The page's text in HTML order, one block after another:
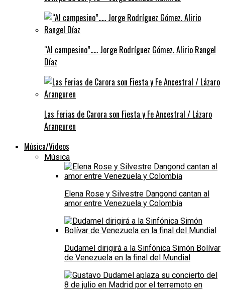
“Al campesino”….. Jorge Rodríguez Gómez. Alirio Rangel
Díaz
Las Ferias de Carora son Fiesta y Fe Ancestral / Lázaro
Aranguren
Música/Videos
Música
Elena Rose y Silvestre Dangond cantan al
amor entre Venezuela y Colombia
Dudamel dirigirá a la Sinfónica Simón Bolívar
de Venezuela en la final del Mundial